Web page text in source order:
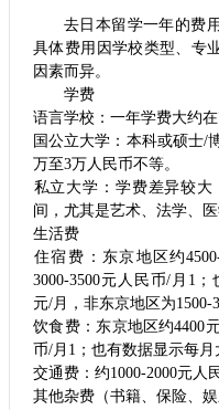
去日本留学一年的费
具体费用因学校类型、专
因素而异。
学费
语言学校‌：一年学费大约在
国公立大学‌：本科或硕士/
万至3万人民币不等‌。
私立大学‌：学费差异较大
间，尤其是艺术、法学、
生活费
住宿费‌：东京地区约
3000-3500元人民币/月‌1
元/月，非东京地区为1500-
饮食费‌：东京地区约4400
币/月‌1；也有数据显示每月
交通费‌：约1000-2000元人
其他杂费‌（书籍、保险、娱